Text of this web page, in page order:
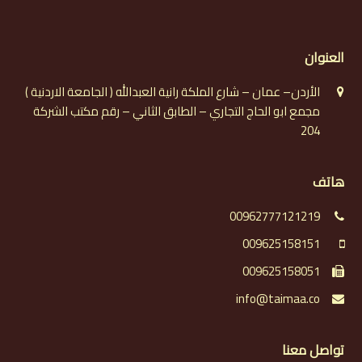
العنوان
الأردن– عمان – شارع الملكة رانية العبدالله ( الجامعة الاردنية )
مجمع ابو الحاج التجاري – الطابق الثاني – رقم مكتب الشركة
204
هاتف
00962777121219
009625158151
009625158051
info@taimaa.co
تواصل معنا